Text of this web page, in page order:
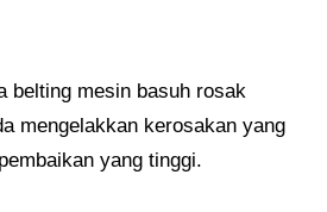
belting mesin basuh rosak
mengelakkan kerosakan yang
yang tinggi.